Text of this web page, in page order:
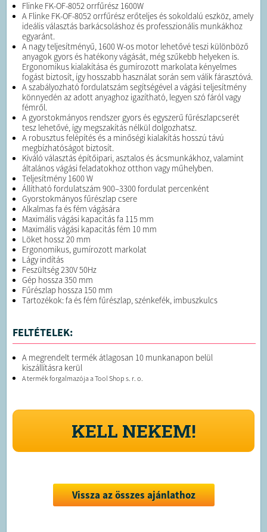
Flinke FK-OF-8052 orrfűrész 1600W
A Flinke FK-OF-8052 orrfűrész erőteljes és sokoldalú eszköz, amely
ideális választás barkácsoláshoz és professzionális munkákhoz
egyaránt.
A nagy teljesítményű, 1600 W-os motor lehetővé teszi különböző
anyagok gyors és hatékony vágását, még szűkebb helyeken is.
Ergonomikus kialakítása és gumírozott markolata kényelmes
fogást biztosít, így hosszabb használat során sem válik fárasztóvá.
A szabályozható fordulatszám segítségével a vágási teljesítmény
könnyedén az adott anyaghoz igazítható, legyen szó fáról vagy
fémről.
A gyorstokmányos rendszer gyors és egyszerű fűrészlapcserét
tesz lehetővé, így megszakítás nélkül dolgozhatsz.
A robusztus felépítés és a minőségi kialakítás hosszú távú
megbízhatóságot biztosít.
Kiváló választás építőipari, asztalos és ácsmunkákhoz, valamint
általános vágási feladatokhoz otthon vagy műhelyben.
Teljesítmény 1600 W
Állítható fordulatszám 900–3300 fordulat percenként
Gyorstokmányos fűrészlap csere
Alkalmas fa és fém vágására
Maximális vágási kapacitás fa 115 mm
Maximális vágási kapacitás fém 10 mm
Löket hossz 20 mm
Ergonomikus, gumírozott markolat
Lágy indítás
Feszültség 230V 50Hz
Gép hossza 350 mm
Fűrészlap hossza 150 mm
Tartozékok: fa és fém fűrészlap, szénkefék, imbuszkulcs
FELTÉTELEK:
A megrendelt termék átlagosan 10 munkanapon belül
kiszállításra kerül
A termék forgalmazója a Tool Shop s. r. o.
KELL NEKEM!
Vissza az összes ajánlathoz